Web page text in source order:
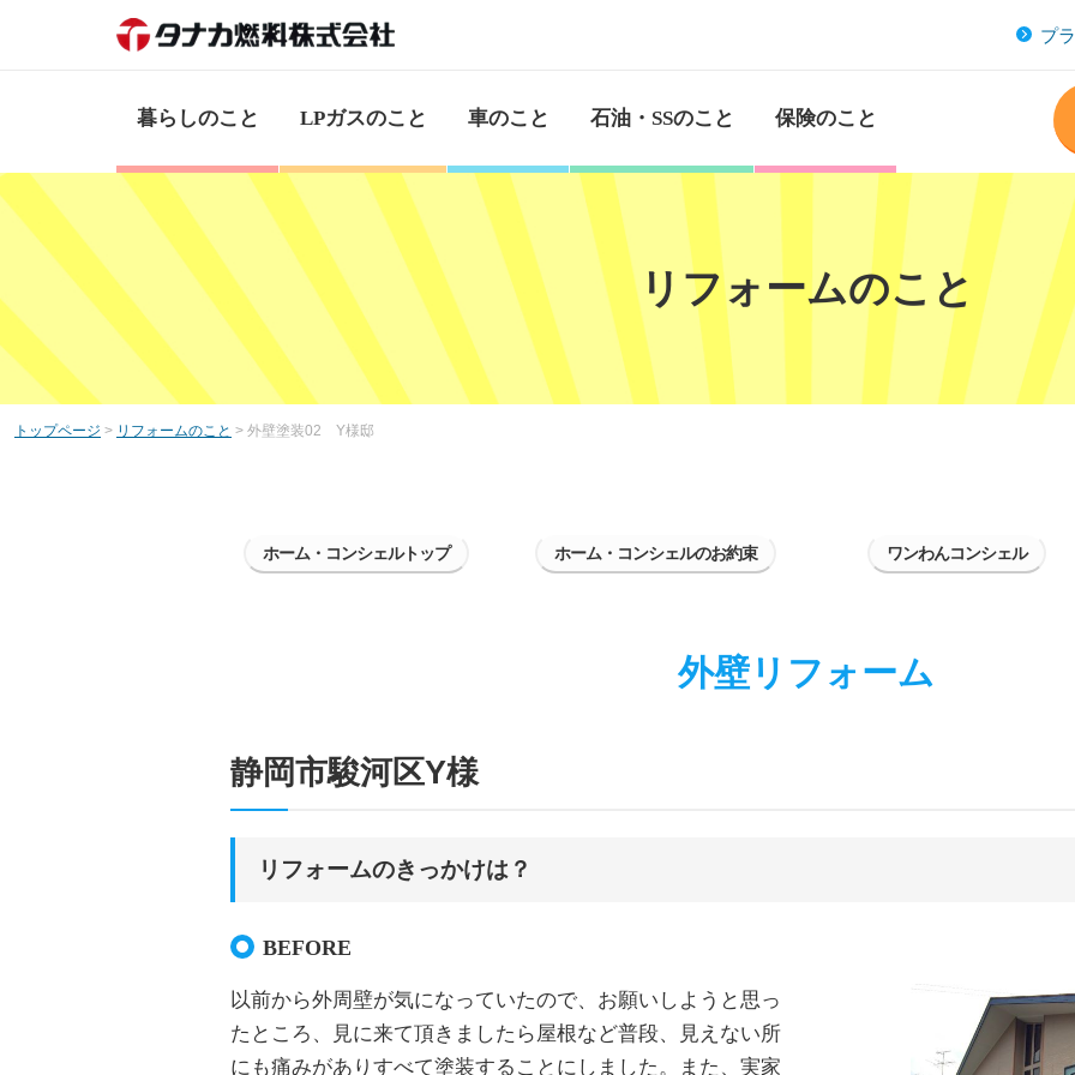
プ
暮らしのこと LPガスのこと 車のこと 石油・SSのこと 保険のこと
リフォームのこと
トップページ > リフォームのこと > 外壁塗装02 Y様邸
ホーム・コンシェルトップ ホーム・コンシェルのお約束 ワンわんコンシェル
外壁リフォーム
静岡市駿河区Y様
リフォームのきっかけは？
BEFORE
以前から外周壁が気になっていたので、お願いしようと思っ
たところ、見に来て頂きましたら屋根など普段、見えない所
にも痛みがありすべて塗装することにしました。また、実家